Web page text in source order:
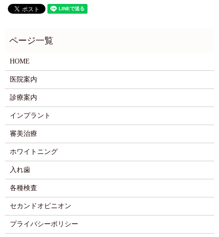
HOME
医院案内
診療案内
インプラント
審美治療
ホワイトニング
入れ歯
各種検査
セカンドオピニオン
プライバシーポリシー